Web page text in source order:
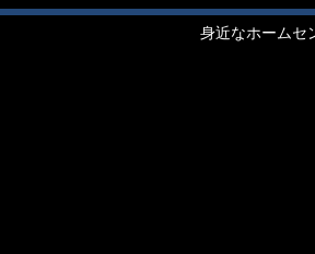
身近なホームセ